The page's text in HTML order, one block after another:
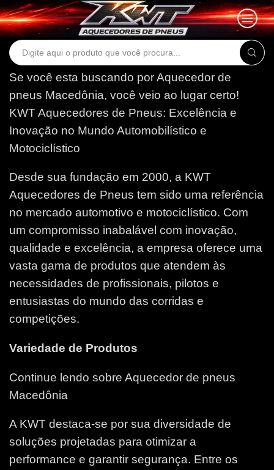
Search
Se você esta buscando por Aquecedor de
pneus Macedônia, você veio ao lugar certo!
KWT Aquecedores de Pneus: Excelência e
Inovação no Mundo Automobilístico e
Motociclístico
Desde sua fundação em 2000, a KWT
Aquecedores de Pneus tem sido uma referência
no mercado automotivo e motociclístico. Com
um compromisso inabalável com inovação,
qualidade e excelência, a empresa oferece uma
vasta gama de produtos que atendem às
necessidades de profissionais, pilotos e
entusiastas do mundo das corridas e
competições.
Variedade de Produtos
Continue lendo sobre Aquecedor de pneus
Macedônia
A KWT destaca-se por sua diversidade de
soluções projetadas para otimizar a
performance e garantir segurança. Entre os